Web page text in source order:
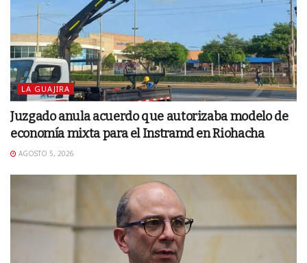
LA GUAJIRA
Juzgado anula acuerdo que autorizaba modelo de
economía mixta para el Instramd en Riohacha
AGOSTO 5, 2026